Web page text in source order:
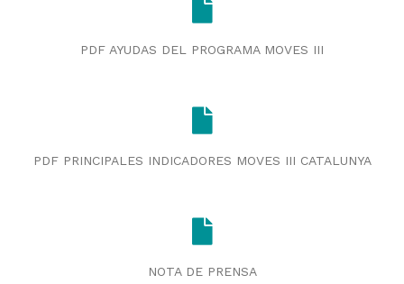
PDF AYUDAS DEL PROGRAMA MOVES III
PDF PRINCIPALES INDICADORES MOVES III CATALUNYA
NOTA DE PRENSA